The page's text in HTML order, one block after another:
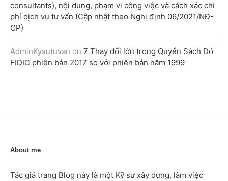
consultants), nội dung, phạm vi công việc và cách xác chi
phí dịch vụ tư vấn (Cập nhật theo Nghị định 06/2021/NĐ-
CP)
AdminKysutuvan on 7 Thay đổi lớn trong Quyển Sách Đỏ
FIDIC phiên bản 2017 so với phiên bản năm 1999
About me
Tác giả trang Blog này là một Kỹ sư xây dựng, làm việc